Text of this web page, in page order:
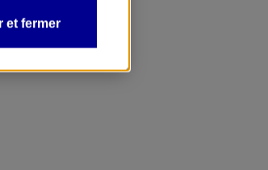
et fermer